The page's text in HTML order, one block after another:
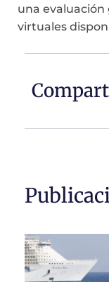
una evaluación
virtuales